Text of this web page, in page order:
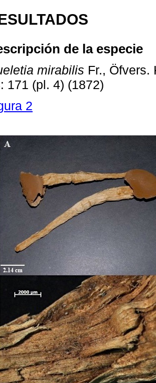
de la especie
mirabilis Fr., Öfvers.
171 (pl. 4) (1872)
2